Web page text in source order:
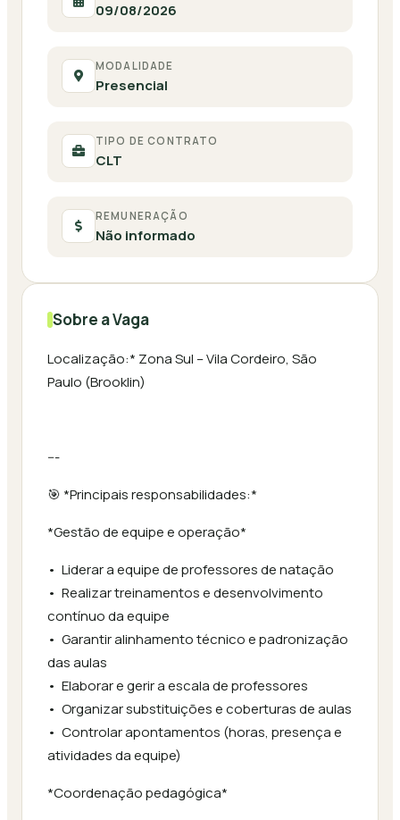
09/08/2026
MODALIDADE
Presencial
TIPO DE CONTRATO
CLT
REMUNERAÇÃO
Não informado
Sobre a Vaga
Localização:* Zona Sul – Vila Cordeiro, São
Paulo (Brooklin)
---
🎯 *Principais responsabilidades:*
*Gestão de equipe e operação*
•⁠ ⁠Liderar a equipe de professores de natação
•⁠ ⁠Realizar treinamentos e desenvolvimento
contínuo da equipe
•⁠ ⁠Garantir alinhamento técnico e padronização
das aulas
•⁠ ⁠Elaborar e gerir a escala de professores
•⁠ ⁠Organizar substituições e coberturas de aulas
•⁠ ⁠Controlar apontamentos (horas, presença e
atividades da equipe)
*Coordenação pedagógica*